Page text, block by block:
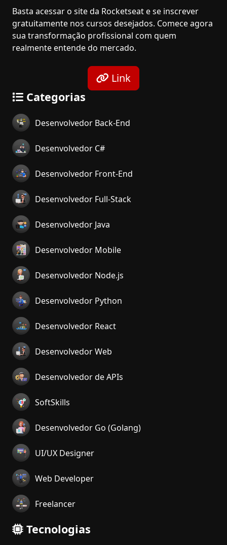
Basta acessar o site da Rocketseat e se inscrever
gratuitamente nos cursos desejados. Comece agora
sua transformação profissional com quem
realmente entende do mercado.
Link
Categorias
Desenvolvedor Back-End
Desenvolvedor C#
Desenvolvedor Front-End
Desenvolvedor Full-Stack
Desenvolvedor Java
Desenvolvedor Mobile
Desenvolvedor Node.js
Desenvolvedor Python
Desenvolvedor React
Desenvolvedor Web
Desenvolvedor de APIs
SoftSkills
Desenvolvedor Go (Golang)
UI/UX Designer
Web Developer
Freelancer
Tecnologias